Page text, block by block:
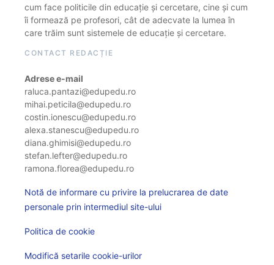
cum face politicile din educație și cercetare, cine și cum
îi formează pe profesori, cât de adecvate la lumea în
care trăim sunt sistemele de educație și cercetare.
CONTACT REDACȚIE
Adrese e-mail
raluca.pantazi@edupedu.ro
mihai.peticila@edupedu.ro
costin.ionescu@edupedu.ro
alexa.stanescu@edupedu.ro
diana.ghimisi@edupedu.ro
stefan.lefter@edupedu.ro
ramona.florea@edupedu.ro
Notă de informare cu privire la prelucrarea de date
personale prin intermediul site-ului
Politica de cookie
Modifică setarile cookie-urilor